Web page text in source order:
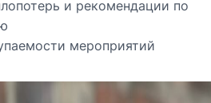
и рекомендации по
мероприятий​